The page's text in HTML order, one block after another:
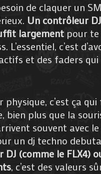
de claquer un
Un contrôleur
largement pour
L’essentiel, c’est
et des faders
physique, c’est ça
bien plus que la
souvent avec
un dj techno
DJ (comme le FLX4)
, c’est des valeurs